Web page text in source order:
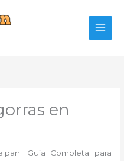
en
Guía Completa para